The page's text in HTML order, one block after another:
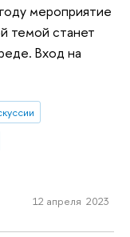
мероприятие
темой станет
Вход на
12 апреля 2023